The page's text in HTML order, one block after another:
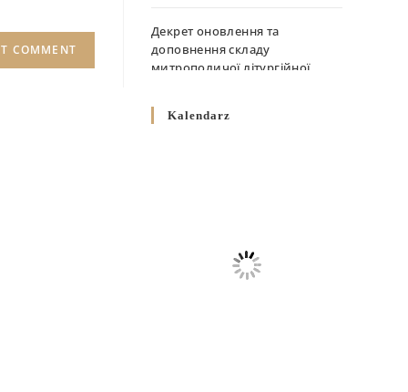
Декрет оновлення та
доповнення складу
митрополичої літургійної
10 GRUDNIA 2025
Декрет про відзначення
Великодня і всіх рухомих
Kalendarz